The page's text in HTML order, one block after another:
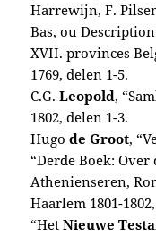
Harrewijn, F.
Bas, ou
XVII. provinces
1769, delen 1-5.
C.G.Leopold,
1802, delen 1-3.
Hugode Groot,
“Derde Boek:
Athenienseren,
Haarlem 1801-
“HetNieuwe